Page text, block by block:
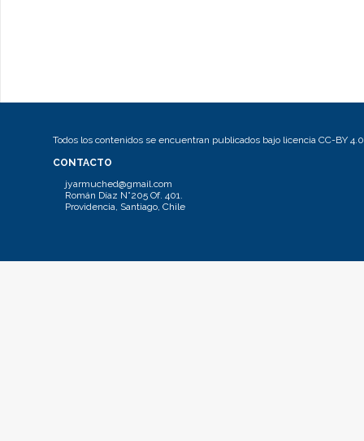
Todos los contenidos se encuentran publicados bajo licencia CC-BY 4.0
CONTACTO
jyarmuched@gmail.com
Román Díaz N°205 Of. 401.
Providencia, Santiago, Chile